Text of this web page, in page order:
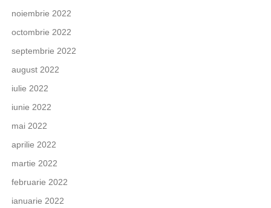
noiembrie 2022
octombrie 2022
septembrie 2022
august 2022
iulie 2022
iunie 2022
mai 2022
aprilie 2022
martie 2022
februarie 2022
ianuarie 2022